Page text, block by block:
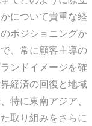
について貴重な経
ポジショニングか
、常に顧客主導の
ンドイメージを確
経済の回復と地域
特に東南アジア、
取り組みをさらに